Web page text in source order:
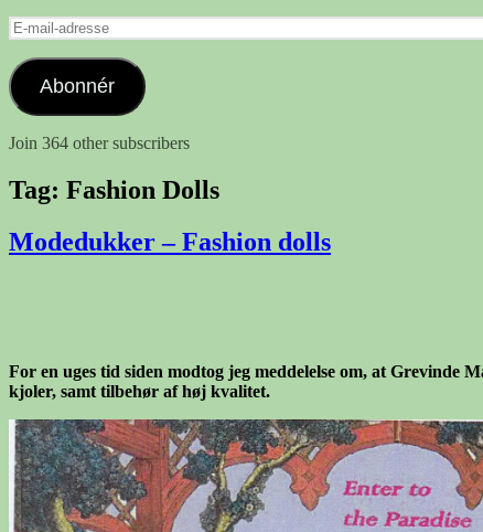
E-
mail-
adresse
Abonnér
Join 364 other subscribers
Tag: Fashion Dolls
Modedukker – Fashion dolls
For en uges tid siden modtog jeg meddelelse om, at Grevinde
kjoler, samt tilbehør af høj kvalitet.